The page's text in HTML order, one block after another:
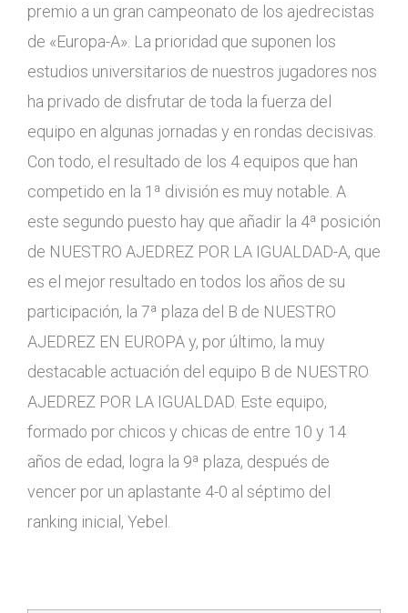
premio a un gran campeonato de los ajedrecistas
de «Europa-A». La prioridad que suponen los
estudios universitarios de nuestros jugadores nos
ha privado de disfrutar de toda la fuerza del
equipo en algunas jornadas y en rondas decisivas.
Con todo, el resultado de los 4 equipos que han
competido en la 1ª división es muy notable. A
este segundo puesto hay que añadir la 4ª posición
de NUESTRO AJEDREZ POR LA IGUALDAD-A, que
es el mejor resultado en todos los años de su
participación, la 7ª plaza del B de NUESTRO
AJEDREZ EN EUROPA y, por último, la muy
destacable actuación del equipo B de NUESTRO
AJEDREZ POR LA IGUALDAD. Este equipo,
formado por chicos y chicas de entre 10 y 14
años de edad, logra la 9ª plaza, después de
vencer por un aplastante 4-0 al séptimo del
ranking inicial, Yebel.